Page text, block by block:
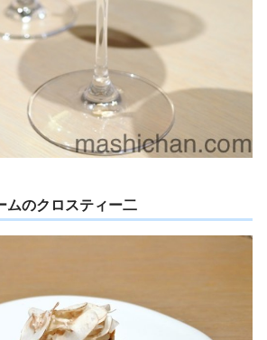
ムのクロスティー二